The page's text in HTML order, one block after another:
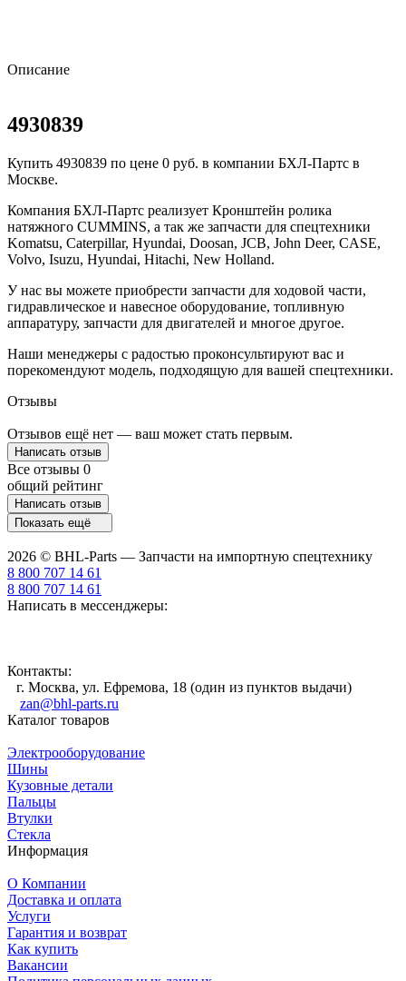
Описание
4930839
Купить 4930839 по цене 0 руб. в компании БХЛ-Партс в
Москве.
Компания БХЛ-Партс реализует Кронштейн ролика
натяжного CUMMINS, а так же запчасти для спецтехники
Komatsu, Caterpillar, Hyundai, Doosan, JCB, John Deer, CASE,
Volvo, Isuzu, Hyundai, Hitachi, New Holland.
У нас вы можете приобрести запчасти для ходовой части,
гидравлическое и навесное оборудование, топливную
аппаратуру, запчасти для двигателей и многое другое.
Наши менеджеры с радостью проконсультируют вас и
порекомендуют модель, подходящую для вашей спецтехники.
Отзывы
Отзывов ещё нет — ваш может стать первым.
Написать отзыв
Все отзывы 0
общий рейтинг
Написать отзыв
Показать ещё
2026 © BHL-Parts — Запчасти на импортную спецтехнику
8 800 707 14 61
8 800 707 14 61
Написать в мессенджеры:
Контакты:
г. Москва, ул. Ефремова, 18 (один из пунктов выдачи)
zan@bhl-parts.ru
Каталог товаров
Электрооборудование
Шины
Кузовные детали
Пальцы
Втулки
Стекла
Информация
О Компании
Доставка и оплата
Услуги
Гарантия и возврат
Как купить
Вакансии